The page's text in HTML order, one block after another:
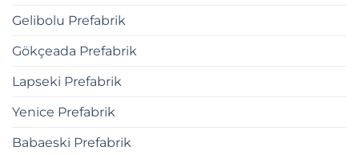
Gelibolu Prefabrik
Gökçeada Prefabrik
Lapseki Prefabrik
Yenice Prefabrik
Babaeski Prefabrik